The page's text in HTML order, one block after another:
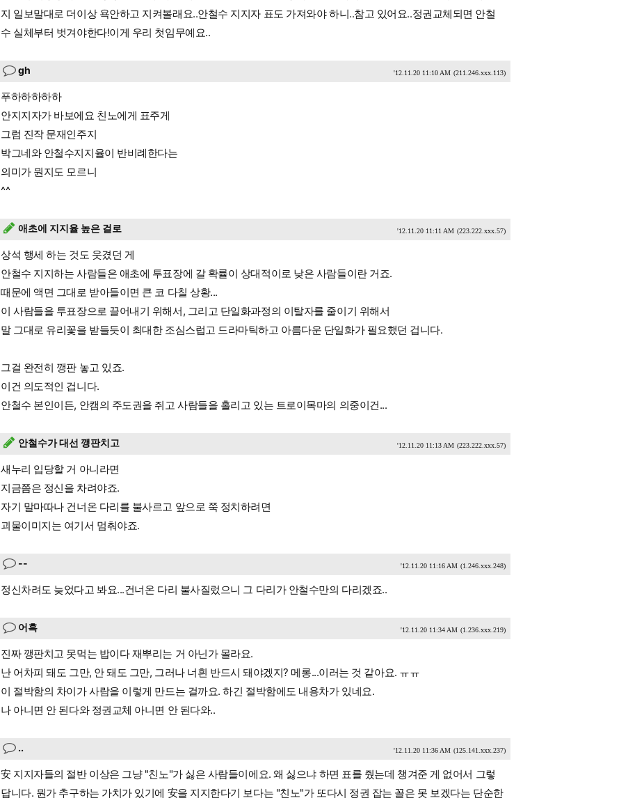
지 일보말대로 더이상 욕안하고 지켜볼래요..안철수 지지자 표도 가져와야 하니..참고 있어요..정권교체되면 안철
수 실체부터 벗겨야한다!이게 우리 첫임무예요..
gh '12.11.20 11:10 AM (211.246.xxx.113)
푸하하하하하
안지지자가 바보에요 친노에게 표주게
그럼 진작 문재인주지
박그네와 안철수지지율이 반비례한다는
의미가 뭔지도 모르니
^^
애초에 지지율 높은 걸로 '12.11.20 11:11 AM (223.222.xxx.57)
상석 행세 하는 것도 웃겼던 게
안철수 지지하는 사람들은 애초에 투표장에 갈 확률이 상대적이로 낮은 사람들이란 거죠.
때문에 액면 그대로 받아들이면 큰 코 다칠 상황...
이 사람들을 투표장으로 끌어내기 위해서, 그리고 단일화과정의 이탈자를 줄이기 위해서
말 그대로 유리꽃을 받들듯이 최대한 조심스럽고 드라마틱하고 아름다운 단일화가 필요했던 겁니다.
그걸 완전히 깽판 놓고 있죠.
이건 의도적인 겁니다.
안철수 본인이든, 안캠의 주도권을 쥐고 사람들을 홀리고 있는 트로이목마의 의중이건...
안철수가 대선 깽판치고 '12.11.20 11:13 AM (223.222.xxx.57)
새누리 입당할 거 아니라면
지금쯤은 정신을 차려야죠.
자기 말마따나 건너온 다리를 불사르고 앞으로 쭉 정치하려면
괴물이미지는 여기서 멈춰야죠.
-- '12.11.20 11:16 AM (1.246.xxx.248)
정신차려도 늦었다고 봐요...건너온 다리 불사질렀으니 그 다리가 안철수만의 다리겠죠..
어흑 '12.11.20 11:34 AM (1.236.xxx.219)
진짜 깽판치고 못먹는 밥이다 재뿌리는 거 아닌가 몰라요.
난 어차피 돼도 그만, 안 돼도 그만, 그러나 너흰 반드시 돼야겠지? 메롱...이러는 것 같아요. ㅠㅠ
이 절박함의 차이가 사람을 이렇게 만드는 걸까요. 하긴 절박함에도 내용차가 있네요.
나 아니면 안 된다와 정권교체 아니면 안 된다와..
.. '12.11.20 11:36 AM (125.141.xxx.237)
安 지지자들의 절반 이상은 그냥 "친노"가 싫은 사람들이에요. 왜 싫으냐 하면 표를 줬는데 챙겨준 게 없어서 그렇
답니다. 뭔가 추구하는 가치가 있기에 安을 지지한다기 보다는 "친노"가 또다시 정권 잡는 꼴은 못 보겠다는 단순한